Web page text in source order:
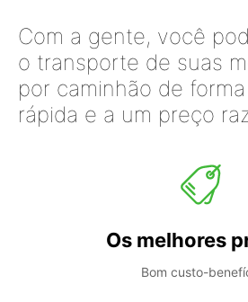
Com a gente, você
o transporte de suas
por caminhão de
rápida e a um preço
Os melhores
Bom custo-